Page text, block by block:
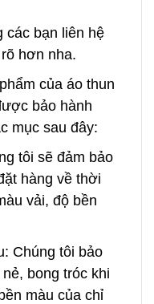
các bạn liên hệ
hơn nha.
của áo thun
bảo hành
mục sau đây:
tôi sẽ đảm bảo
hàng về thời
vải, độ bền
Chúng tôi bảo
bong tróc khi
màu của chỉ